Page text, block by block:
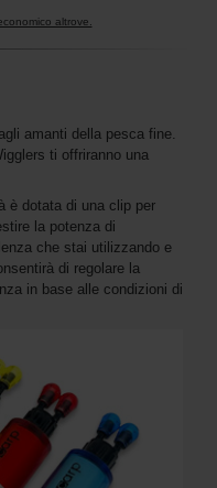
altrove.
amanti della pesca fine.
ti offriranno una
è dotata di una clip per
la potenza di
che stai utilizzando e
di regolare la
in base alle condizioni di